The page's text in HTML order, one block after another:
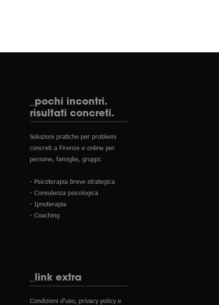
_pochi incontri.
risultati concreti.
Soluzioni pratiche per problemi
concreti a Firenze e online per
persone, famiglie, gruppi:
- Psicoterapia breve strategica
- Consulenza psicologica
- Ipnoterapia
- Coaching
_link extra
Condizioni d'uso, privacy policy e